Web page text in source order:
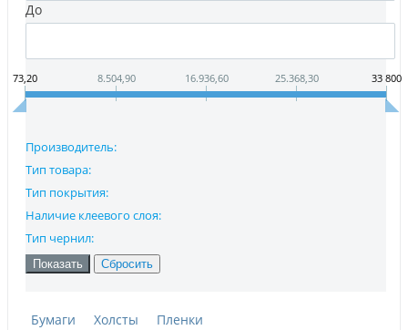
До
73,20 8.504,90 16.936,60 25.368,30 33 800
Производитель:
Тип товара:
Тип покрытия:
Наличие клеевого слоя:
Тип чернил:
Бумаги Холсты Пленки